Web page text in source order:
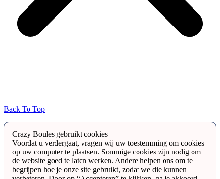
Back To Top
Crazy Boules gebruikt cookies
Voordat u verdergaat, vragen wij uw toestemming om cookies
op uw computer te plaatsen. Sommige cookies zijn nodig om
de website goed te laten werken. Andere helpen ons om te
begrijpen hoe je onze site gebruikt, zodat we die kunnen